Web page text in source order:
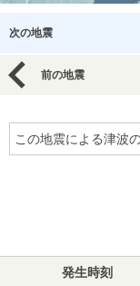
次の地震
前の地震
この地震による津波
発生時刻